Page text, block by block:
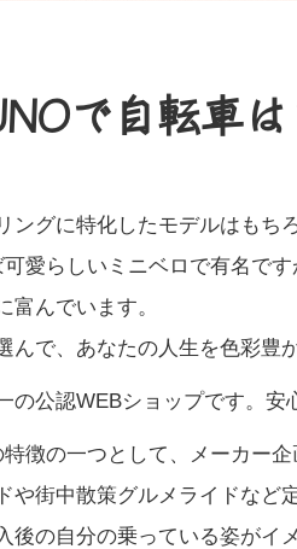
で自転車は
ングに特化したモデルはもち
愛らしいミニベロで有名で
富んでいます。
んで、あなたの人生を色彩豊か
の公認WEBショップです。安
徴の一つとして、メーカー
や街中散策グルメライドなど
後の自分の乗っている姿がイ